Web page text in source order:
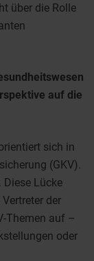
über die Rolle
auf die
sich in
(GKV).
Diese Lücke
der
Themen auf –
oder